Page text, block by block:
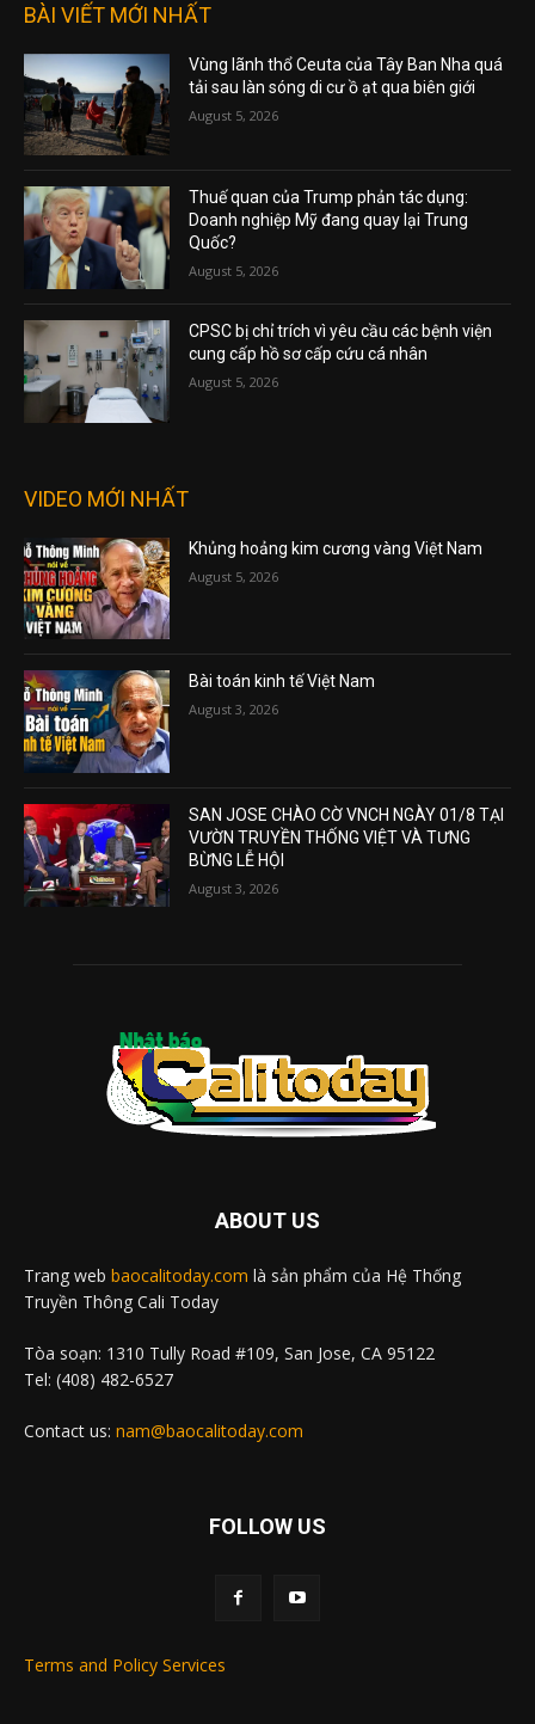
BÀI VIẾT MỚI NHẤT
Vùng lãnh thổ Ceuta của Tây Ban Nha quá
tải sau làn sóng di cư ồ ạt qua biên giới
August 5, 2026
Thuế quan của Trump phản tác dụng:
Doanh nghiệp Mỹ đang quay lại Trung
Quốc?
August 5, 2026
CPSC bị chỉ trích vì yêu cầu các bệnh viện
cung cấp hồ sơ cấp cứu cá nhân
August 5, 2026
VIDEO MỚI NHẤT
Khủng hoảng kim cương vàng Việt Nam
August 5, 2026
Bài toán kinh tế Việt Nam
August 3, 2026
SAN JOSE CHÀO CỜ VNCH NGÀY 01/8 TẠI
VƯỜN TRUYỀN THỐNG VIỆT VÀ TƯNG
BỪNG LỄ HỘI
August 3, 2026
ABOUT US
Trang web baocalitoday.com là sản phẩm của Hệ Thống
Truyền Thông Cali Today
Tòa soạn: 1310 Tully Road #109, San Jose, CA 95122
Tel: (408) 482-6527
Contact us: nam@baocalitoday.com
FOLLOW US
Terms and Policy Services